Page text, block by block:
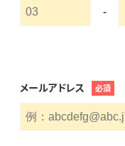
-
メールアドレス 必須